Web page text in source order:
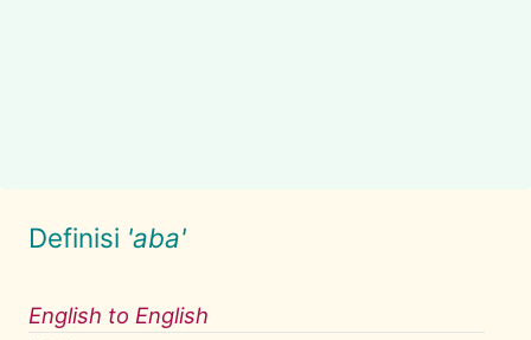
Definisi 'aba'
English to English